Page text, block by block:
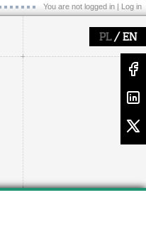
You are not logged in | Log in
PL/ EN